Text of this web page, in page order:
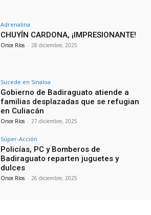
Adrenalina
CHUYÍN CARDONA, ¡IMPRESIONANTE!
Once Ríos - 28 diciembre, 2025
Sucede en Sinaloa
Gobierno de Badiraguato atiende a
familias desplazadas que se refugian
en Culiacán
Once Ríos - 27 diciembre, 2025
Súper-Acción
Policías, PC y Bomberos de
Badiraguato reparten juguetes y
dulces
Once Ríos - 26 diciembre, 2025